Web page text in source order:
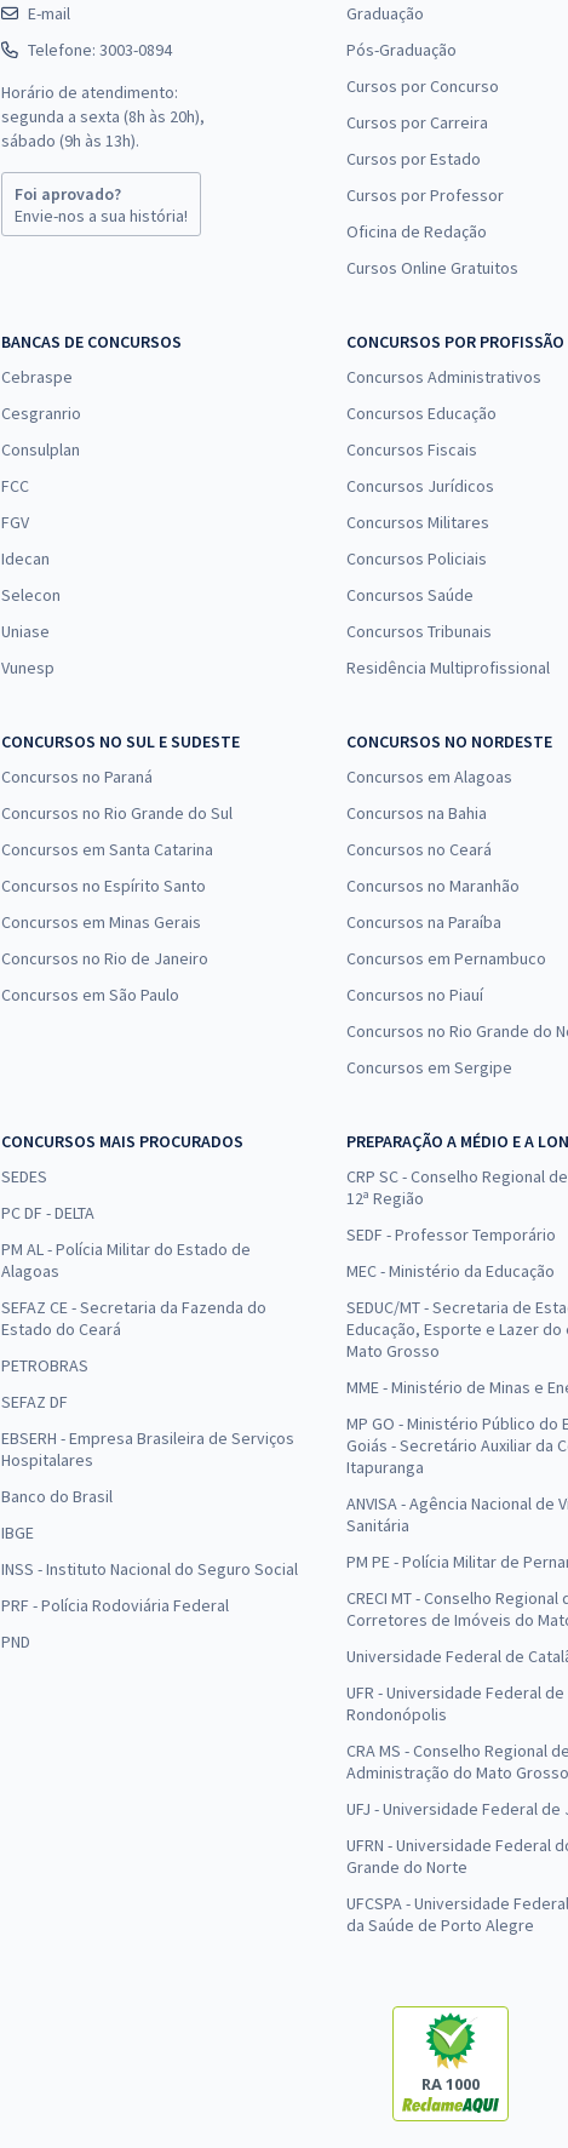
E-mail
Telefone: 3003-0894
Horário de atendimento:
segunda a sexta (8h às 20h),
sábado (9h às 13h).
Foi aprovado?
Envie-nos a sua história!
Graduação
Pós-Graduação
Cursos por Concurso
Cursos por Carreira
Cursos por Estado
Cursos por Professor
Oficina de Redação
Cursos Online Gratuitos
BANCAS DE CONCURSOS
Cebraspe
Cesgranrio
Consulplan
FCC
FGV
Idecan
Selecon
Uniase
Vunesp
CONCURSOS POR PROFISSÃO
Concursos Administrativos
Concursos Educação
Concursos Fiscais
Concursos Jurídicos
Concursos Militares
Concursos Policiais
Concursos Saúde
Concursos Tribunais
Residência Multiprofissional
CONCURSOS NO SUL E SUDESTE
Concursos no Paraná
Concursos no Rio Grande do Sul
Concursos em Santa Catarina
Concursos no Espírito Santo
Concursos em Minas Gerais
Concursos no Rio de Janeiro
Concursos em São Paulo
CONCURSOS NO NORDESTE
Concursos em Alagoas
Concursos na Bahia
Concursos no Ceará
Concursos no Maranhão
Concursos na Paraíba
Concursos em Pernambuco
Concursos no Piauí
Concursos no Rio Grande do
Concursos em Sergipe
CONCURSOS MAIS PROCURADOS
SEDES
PC DF - DELTA
PM AL - Polícia Militar do Estado de
Alagoas
SEFAZ CE - Secretaria da Fazenda do
Estado do Ceará
PETROBRAS
SEFAZ DF
EBSERH - Empresa Brasileira de Serviços
Hospitalares
Banco do Brasil
IBGE
INSS - Instituto Nacional do Seguro Social
PRF - Polícia Rodoviária Federal
PND
PREPARAÇÃO A MÉDIO E A
CRP SC - Conselho Regional
12ª Região
SEDF - Professor Temporário
MEC - Ministério da Educação
SEDUC/MT - Secretaria de
Educação, Esporte e Lazer
Mato Grosso
MME - Ministério de Minas e
MP GO - Ministério Público do
Goiás - Secretário Auxiliar da
Itapuranga
ANVISA - Agência Nacional de
Sanitária
PM PE - Polícia Militar de
CRECI MT - Conselho Regional
Corretores de Imóveis do
Universidade Federal de
UFR - Universidade Federal de
Rondonópolis
CRA MS - Conselho Regional de
Administração do Mato
UFJ - Universidade Federal de
UFRN - Universidade Federal
Grande do Norte
UFCSPA - Universidade
da Saúde de Porto Alegre
RA 1000